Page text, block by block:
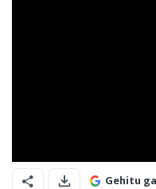
Gehitu